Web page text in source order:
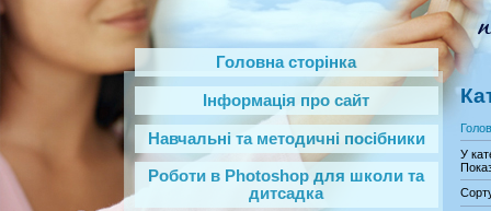
Головна сторінка
Інформація про сайт
Навчальні та методичні посібники
Роботи в Photoshop‎ для школи та
дитсадка
У